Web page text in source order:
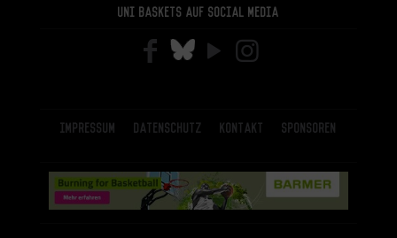
Uni Baskets auf Social Media
Impressum Datenschutz Kontakt Sponsoren